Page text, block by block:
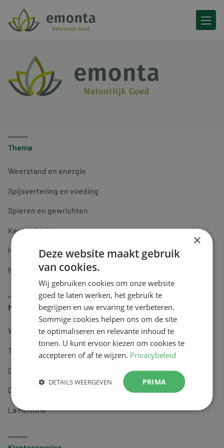
Ga naar de inhoud
Thema
Weerstand en energie
Spijsvertering en voeding
Spieren en gewrichten
Keel en luchtwegen
Huidverzorging
Nachtrust
Merken
Wapiti
Tai-Ginseng
Dermagíq
Draisma
La Montine
×
Deze website maakt gebruik
van cookies.
Wij gebruiken cookies om onze website
goed te laten werken, het gebruik te
begrijpen en uw ervaring te verbeteren.
Sommige cookies helpen ons om de site
te optimaliseren en relevante inhoud te
tonen. U kunt ervoor kiezen om cookies te
accepteren of af te wijzen. Privacybeleid
PRIMA
DETAILS WEERGEVEN